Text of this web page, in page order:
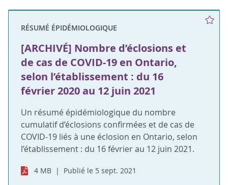
RÉSUMÉ ÉPIDÉMIOLOGIQUE
[ARCHIVÉ] Nombre d’éclosions et
de cas de COVID-19 en Ontario,
selon l’établissement : du 16
février 2020 au 12 juin 2021
Un résumé épidémiologique du nombre
cumulatif d’éclosions confirmées et de cas de
COVID-19 liés à une éclosion en Ontario, selon
l’établissement : du 16 février au 12 juin 2021.
4 MB Publié le 5 sept. 2021